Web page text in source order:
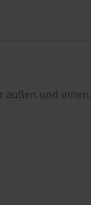
außen und innen.